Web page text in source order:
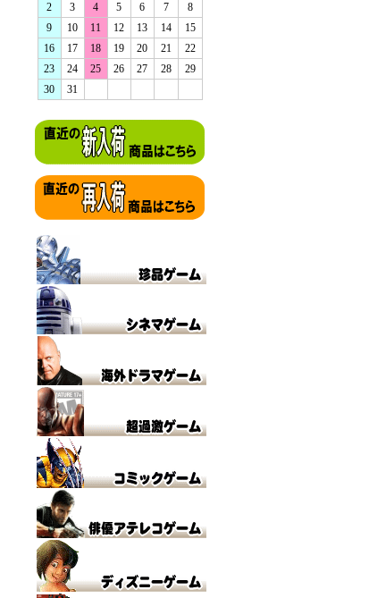
2
3 4 5 6 7
8
9
10 11 12 13 14
15
16
17 18 19 20 21
22
23
24 25 26 27 28
29
30
31